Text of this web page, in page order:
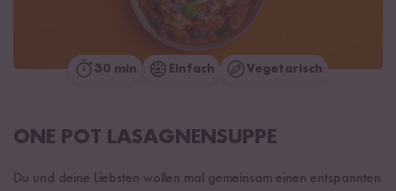
30 min Einfach Vegetarisch
ONE POT LASAGNENSUPPE
Du und deine Liebsten wollen mal gemeinsam einen entspannten